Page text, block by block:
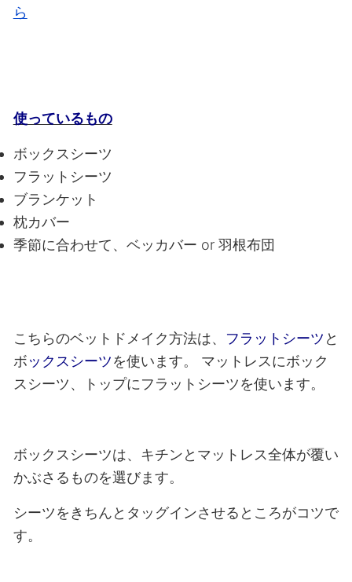
ら
使っているもの
ボックスシーツ
フラットシーツ
ブランケット
枕カバー
季節に合わせて、ベッカバー or 羽根布団
こちらのベットドメイク方法は、 フラットシーツ と
ボックスシーツを使います。
マットレスにボック
スシーツ、トップにフラットシーツを使います。
ボックスシーツは、キチンとマットレス全体が覆い
かぶさるものを選びます。
シーツをきちんとタッグインさせるところがコツで
す。